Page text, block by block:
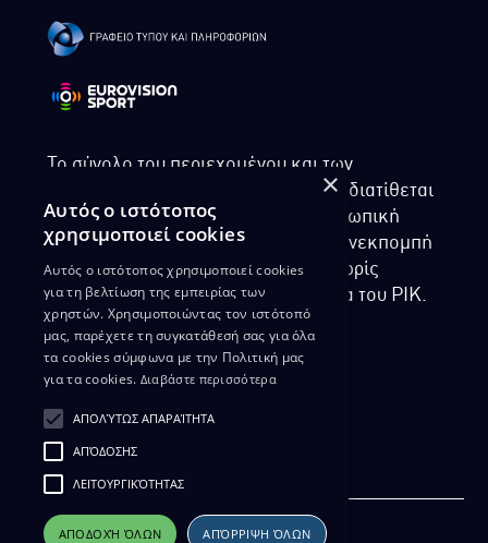
Το σύνολο του περιεχομένου και των
υπηρεσιών της ιστοσελίδας του ΡΙΚ διατίθεται
στους επισκέπτες αυστηρά για προσωπική
χρήση. Απαγορεύεται η χρήση ή επανεκπομπή
του, σε οποιοδήποτε μορφή, με ή χωρίς
επεξεργασία και χωρίς γραπτή άδεια του ΡΙΚ.
ΔΙΚΑΙΩΜΑ ΠΡΟΣΤΑΣΙΑΣ ΔΕΔΟΜΕΝΩΝ
ΔΙΑΘΕΣΗ ΑΡΧΕΙΑΚΟΥ ΥΛΙΚΟΥ
ΠΟΛΙΤΙΚΗ ΑΠΟΡΡΗΤΟΥ EUROVISION
×
Αυτός ο ιστότοπος
χρησιμοποιεί cookies
Αυτός ο ιστότοπος χρησιμοποιεί cookies
για τη βελτίωση της εμπειρίας των
χρηστών. Χρησιμοποιώντας τον ιστότοπό
μας, παρέχετε τη συγκατάθεσή σας για όλα
τα cookies σύμφωνα με την Πολιτική μας
για τα cookies. Διαβάστε περισσότερα
ΑΠΟΛΎΤΩΣ ΑΠΑΡΑΊΤΗΤΑ
ΑΠΌΔΟΣΗΣ
ΛΕΙΤΟΥΡΓΙΚΌΤΗΤΑΣ
ΑΠΟΔΟΧΉ ΌΛΩΝ ΑΠΌΡΡΙΨΗ ΌΛΩΝ